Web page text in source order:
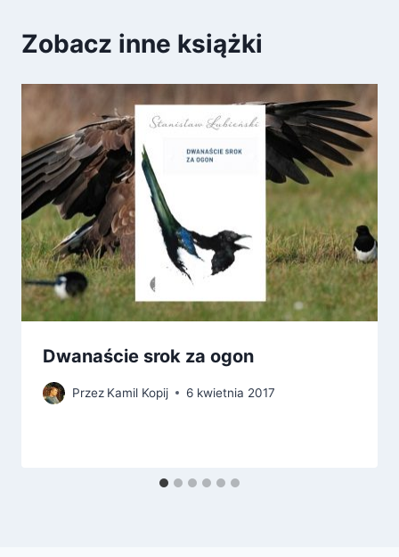
Zobacz inne książki
Dwanaście srok za ogon
Przez Kamil Kopij 6 kwietnia 2017